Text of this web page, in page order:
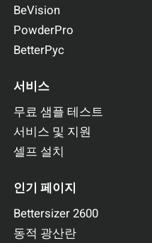
BeVision
PowderPro
BetterPyc
서비스
무료 샘플 테스트
서비스 및 지원
셀프 설치
인기 페이지
Bettersizer 2600
동적 광산란